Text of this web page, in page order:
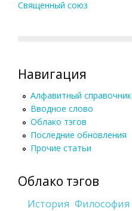
Священный союз
Навигация
Алфавитный справочник
Вводное слово
Облако тэгов
Последние обновления
Прочие статьи
Облако тэгов
История Философия